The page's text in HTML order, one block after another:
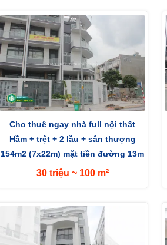
Cho thuê ngay nhà full nội thất
Hầm + trệt + 2 lầu + sân thượng
154m2 (7x22m) mặt tiền đường 13m
hướng...
30 triệu ~ 100 m²